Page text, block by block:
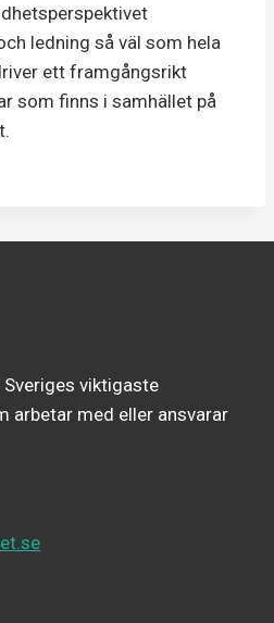
ledning så väl som hela
ett framgångsrikt
som finns i samhället på
viktigaste
arbetar med eller ansvarar